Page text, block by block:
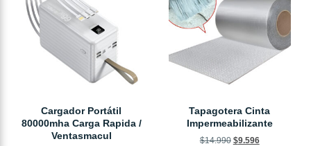
Cargador Portátil
80000mha Carga Rapida /
Ventasmacul
Tapagotera Cinta
Impermeabilizante
$14.990 $9.596